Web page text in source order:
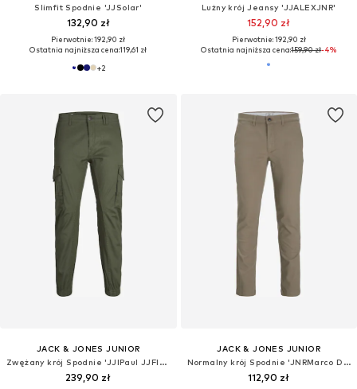
Slimfit Spodnie 'JJSolar'
132,90 zł
Pierwotnie: 192,90 zł
Ostatnia najniższa cena:119,61 zł
+2
Lużny krój Jeansy 'JJALEXJNR'
152,90 zł
Pierwotnie: 192,90 zł
Ostatnia najniższa cena:159,90 zł-4%
JACK & JONES JUNIOR
Zwężany krój Spodnie 'JJIPaul JJFlake'
239,90 zł
JACK & JONES JUNIOR
Normalny krój Spodnie 'JNRMarco Dave'
112,90 zł